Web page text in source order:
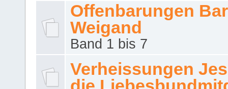
Offenbarungen
Weigand
Band 1 bis 7
Verheissungen